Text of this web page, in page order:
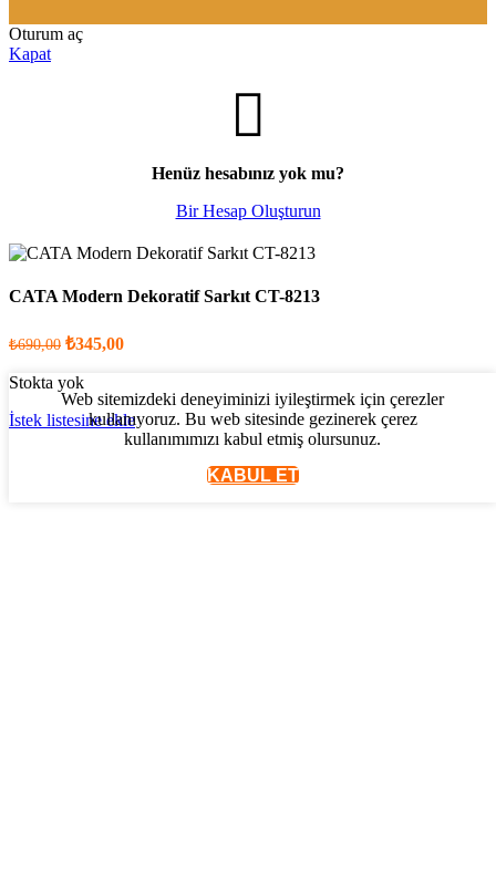
Oturum aç
Kapat
Henüz hesabınız yok mu?
Bir Hesap Oluşturun
Web sitemizdeki deneyiminizi iyileştirmek için çerezler
kullanıyoruz. Bu web sitesinde gezinerek çerez
kullanımımızı kabul etmiş olursunuz.
KABUL ET
CATA Modern Dekoratif Sarkıt CT-8213
₺690,00 ₺345,00
Stokta yok
İstek listesine ekle